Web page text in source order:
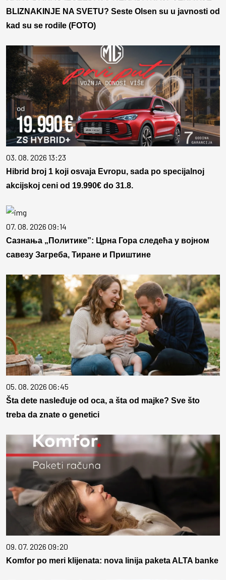
BLIZNAKINJE NA SVETU? Seste Olsen su u javnosti od
kad su se rodile (FOTO)
03. 08. 2026 13:23
Hibrid broj 1 koji osvaja Evropu, sada po specijalnoj
akcijskoj ceni od 19.990€ do 31.8.
07. 08. 2026 09:14
Сазнања „Политике”: Црна Гора следећа у војном
савезу Загреба, Тиране и Приштине
05. 08. 2026 06:45
Šta dete nasleđuje od oca, a šta od majke? Sve što
treba da znate o genetici
09. 07. 2026 09:20
Komfor po meri klijenata: nova linija paketa ALTA banke